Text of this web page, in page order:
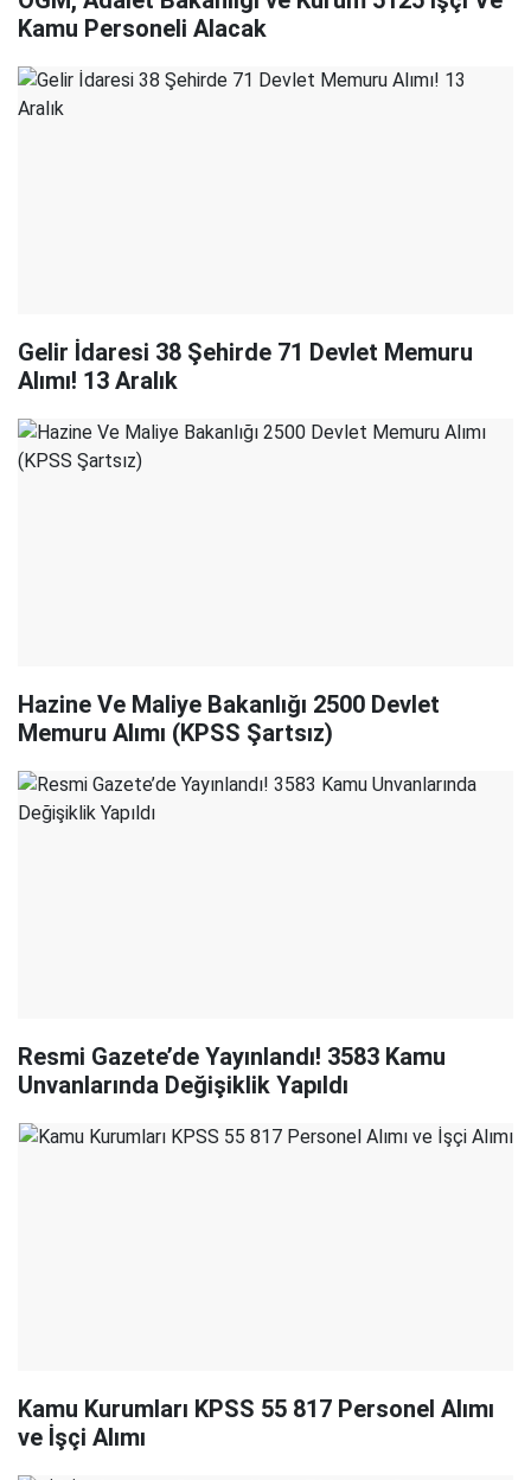
Kamu Personeli Alacak
Gelir İdaresi 38 Şehirde 71 Devlet Memuru
Alımı! 13 Aralık
Hazine Ve Maliye Bakanlığı 2500 Devlet
Memuru Alımı (KPSS Şartsız)
Resmi Gazete’de Yayınlandı! 3583 Kamu
Unvanlarında Değişiklik Yapıldı
Kamu Kurumları KPSS 55 817 Personel Alımı
ve İşçi Alımı